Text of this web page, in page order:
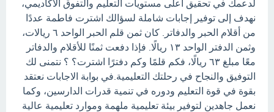
لدعمك في تحقيق أعلى مستويات التعليم والتفوق الأكاديمي،
نهدف إلى توفير إجابات شاملة لسؤالك اشترت فاطمة عددًا
من أقلام الحبر والدفاتر. كان ثمن قلم الحبر الواحد ٦ ريالات،
وثمن الدفتر الواحد ١٣ ريالًا. فإذا دفعت ثمنًا للأقلام والدفاتر
معًا مبلغ ٦٣ ريالًا، فكم قلمًا وكم دفترًا اشترت؟ ؟ نتمنى لك
التوفيق والنجاح في رحلتك التعليمية.في بوابة الاجابات نعتقد
بقوة في قوة التعليم ودوره في تنمية قدرات الدارسين، وكما
نعمل جاهدين لتوفير بيئة تعليمية ملهمة وموارد تعليمية عالية